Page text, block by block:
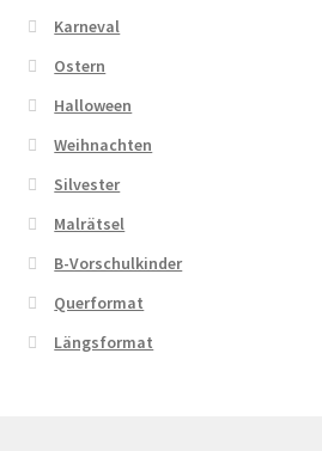
Karneval
Ostern
Halloween
Weihnachten
Silvester
Malrätsel
B-Vorschulkinder
Querformat
Längsformat